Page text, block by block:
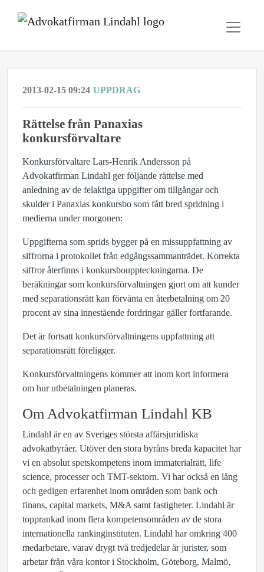
2013-02-15 09:24 UPPDRAG
Rättelse från Panaxias
konkursförvaltare
Konkursförvaltare Lars-Henrik Andersson på
Advokatfirman Lindahl ger följande rättelse med
anledning av de felaktiga uppgifter om tillgångar och
skulder i Panaxias konkursbo som fått bred spridning i
medierna under morgonen:
Uppgifterna som sprids bygger på en missuppfattning av
siffrorna i protokollet från edgångssammanträdet. Korrekta
siffror återfinns i konkursbouppteckningarna. De
beräkningar som konkursförvaltningen gjort om att kunder
med separationsrätt kan förvänta en återbetalning om 20
procent av sina innestående fordringar gäller fortfarande.
Det är fortsatt konkursförvaltningens uppfattning att
separationsrätt föreligger.
Konkursförvaltningens kommer att inom kort informera
om hur utbetalningen planeras.
Om Advokatfirman Lindahl KB
Lindahl är en av Sveriges största affärsjuridiska
advokatbyråer. Utöver den stora byråns breda kapacitet har
vi en absolut spetskompetens inom immaterialrätt, life
science, processer och TMT-sektorn. Vi har också en lång
och gedigen erfarenhet inom områden som bank och
finans, capital markets, M&A samt fastigheter. Lindahl är
topprankad inom flera kompetensområden av de stora
internationella rankinginstituten. Lindahl har omkring 400
medarbetare, varav drygt två tredjedelar är jurister, som
arbetar från våra kontor i Stockholm, Göteborg, Malmö,